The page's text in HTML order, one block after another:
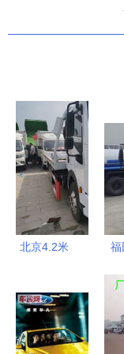
北京4.2米
销售指南
选车要点与
专用汽车选
福
保